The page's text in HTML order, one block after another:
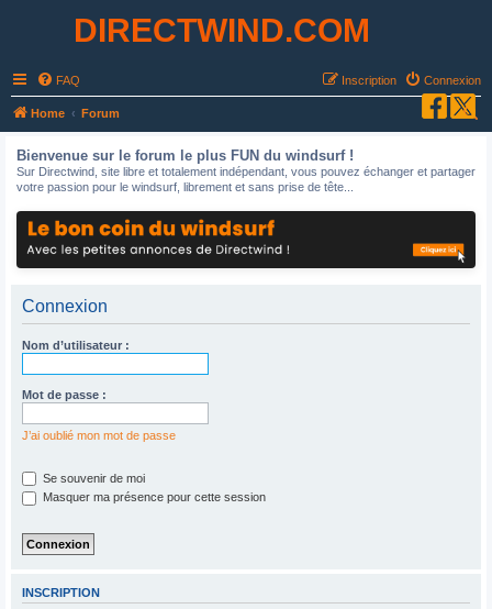
DIRECTWIND.COM
FAQ Connexion
Inscription
Home Forum
Bienvenue sur le forum le plus FUN du windsurf !
Sur Directwind, site libre et totalement indépendant, vous pouvez échanger et partager
votre passion pour le windsurf, librement et sans prise de tête...
Connexion
Nom d’utilisateur :
Mot de passe :
J’ai oublié mon mot de passe
Se souvenir de moi
Masquer ma présence pour cette session
INSCRIPTION